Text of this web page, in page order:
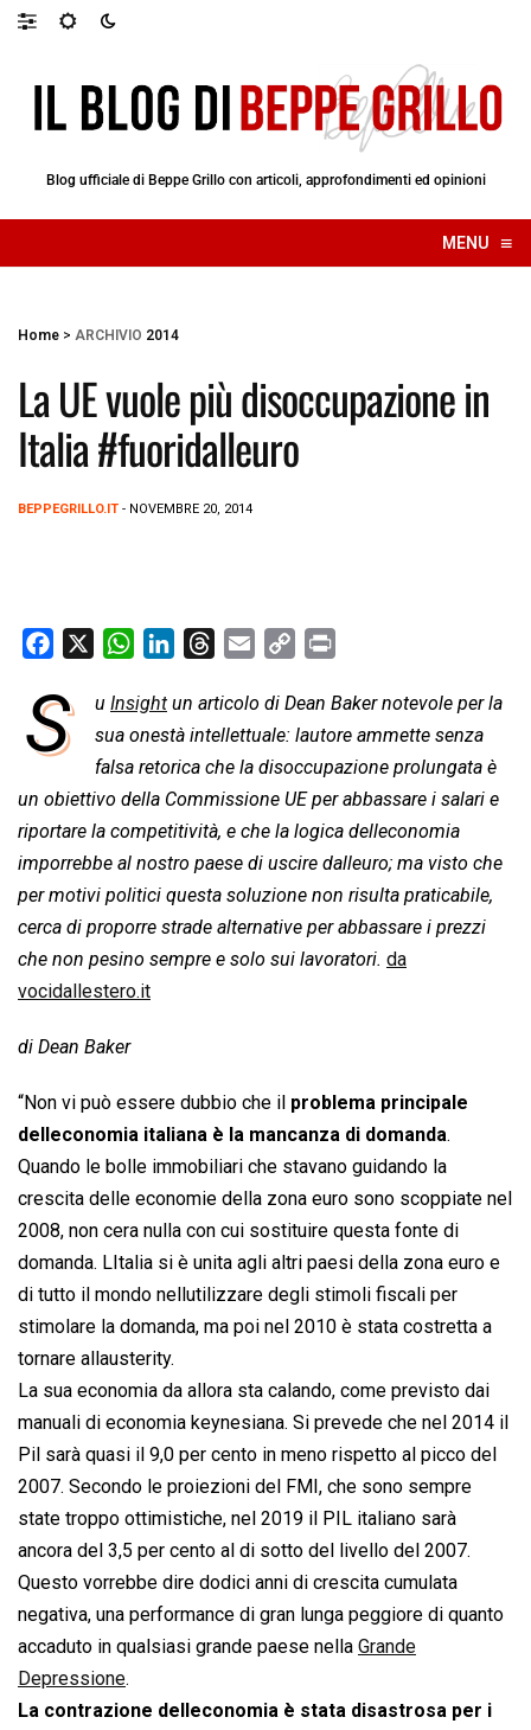
Blog ufficiale di Beppe Grillo con articoli, approfondimenti ed opinioni
MENU ≡
☰
Home > ARCHIVIO 2014
La UE vuole più disoccupazione in
Italia #fuoridalleuro
BEPPEGRILLO.IT - NOVEMBRE 20, 2014
c
e
o
o
k
W
a
t
s
A
p
p
n
k
e
d
I
n
r
e
a
d
s
a
i
l
p
y
L
i
n
k
i
n
t
S u Insight un articolo di Dean Baker notevole per la
sua onestà intellettuale: lautore ammette senza
falsa retorica che la disoccupazione prolungata è
un obiettivo della Commissione UE per abbassare i salari e
riportare la competitività, e che la logica delleconomia
imporrebbe al nostro paese di uscire dalleuro; ma visto che
per motivi politici questa soluzione non risulta praticabile,
cerca di proporre strade alternative per abbassare i prezzi
che non pesino sempre e solo sui lavoratori. da
vocidallestero.it
di Dean Baker
“Non vi può essere dubbio che il problema principale
delleconomia italiana è la mancanza di domanda.
Quando le bolle immobiliari che stavano guidando la
crescita delle economie della zona euro sono scoppiate nel
2008, non cera nulla con cui sostituire questa fonte di
domanda. LItalia si è unita agli altri paesi della zona euro e
di tutto il mondo nellutilizzare degli stimoli fiscali per
stimolare la domanda, ma poi nel 2010 è stata costretta a
tornare allausterity.
La sua economia da allora sta calando, come previsto dai
manuali di economia keynesiana. Si prevede che nel 2014 il
Pil sarà quasi il 9,0 per cento in meno rispetto al picco del
2007. Secondo le proiezioni del FMI, che sono sempre
state troppo ottimistiche, nel 2019 il PIL italiano sarà
ancora del 3,5 per cento al di sotto del livello del 2007.
Questo vorrebbe dire dodici anni di crescita cumulata
negativa, una performance di gran lunga peggiore di quanto
accaduto in qualsiasi grande paese nella Grande
Depressione.
La contrazione delleconomia è stata disastrosa per i